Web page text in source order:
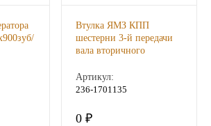
Втулка ЯМЗ КПП
шестерни 3-й передачи
вала вторичного
Артикул:
236-1701135
0 ₽